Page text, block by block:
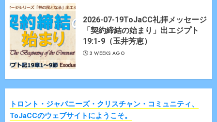
2026-07-19ToJaCC礼拝メッセージ
「契約締結の始まり」出エジプト
19:1-9（玉井芳恵）
3 WEEKS AGO
トロント・ジャパニーズ・クリスチャン・コミュニティ、
ToJaCCのウェブサイトにようこそ。